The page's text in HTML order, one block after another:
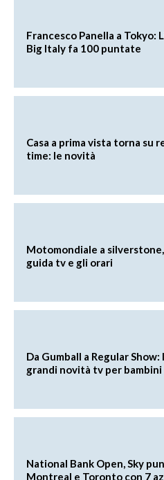
Francesco Panella a Tokyo:
Big Italy fa 100 puntate
Casa a prima vista torna su
time: le novità
Motomondiale a
guida tv e gli orari
Da Gumball a Regular Show:
grandi novità tv per bambini
National Bank Open, Sky
Montreal e Toronto con 7